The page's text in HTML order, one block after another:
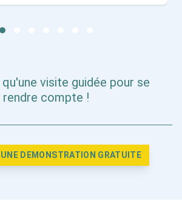
visite guidée pour se
rendre compte !
DEMONSTRATION GRATUITE